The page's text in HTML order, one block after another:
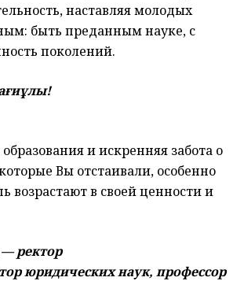
наставляя молодых
быть преданным науке, с
поколений.
и искренняя забота о
Вы отстаивали, особенно
в своей ценности и
ректор
юридических наук, профессор